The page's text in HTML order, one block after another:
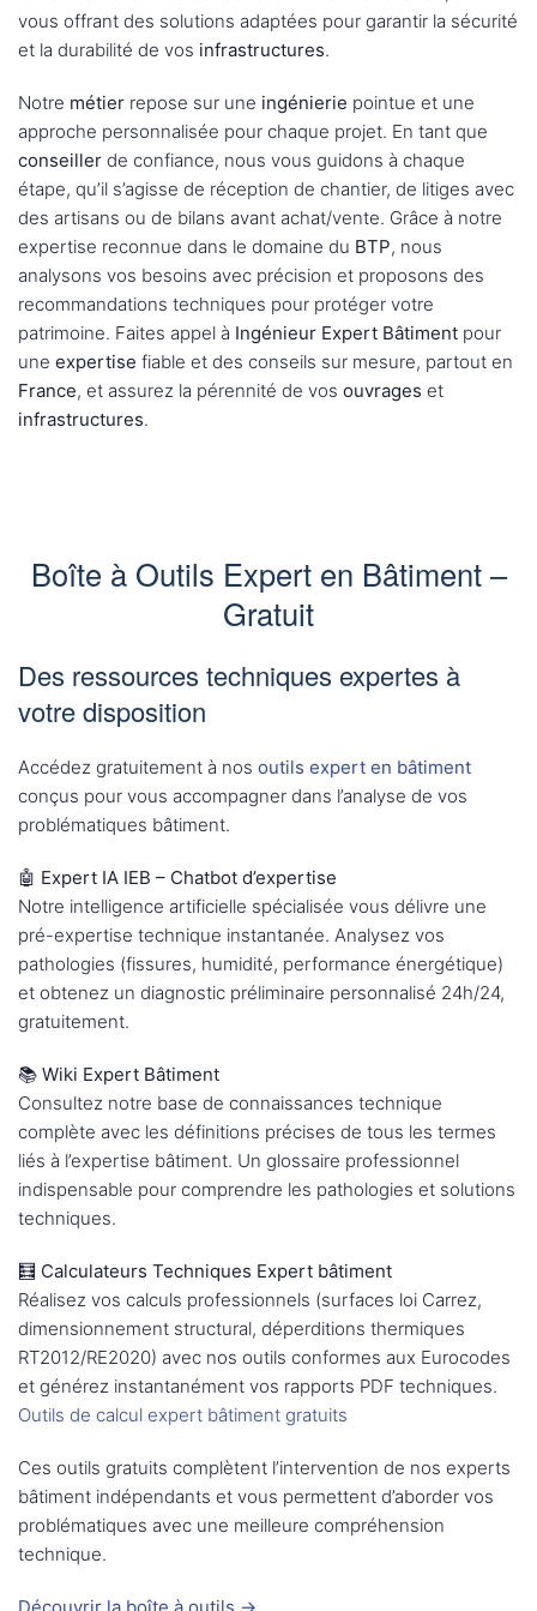
vous offrant des solutions adaptées pour garantir la sécurité
et la durabilité de vos infrastructures.
Notre métier repose sur une ingénierie pointue et une
approche personnalisée pour chaque projet. En tant que
conseiller de confiance, nous vous guidons à chaque
étape, qu’il s’agisse de réception de chantier, de litiges avec
des artisans ou de bilans avant achat/vente. Grâce à notre
expertise reconnue dans le domaine du BTP, nous
analysons vos besoins avec précision et proposons des
recommandations techniques pour protéger votre
patrimoine. Faites appel à Ingénieur Expert Bâtiment pour
une expertise fiable et des conseils sur mesure, partout en
France, et assurez la pérennité de vos ouvrages et
infrastructures.
Boîte à Outils Expert en Bâtiment –
Gratuit
Des ressources techniques expertes à
votre disposition
Accédez gratuitement à nos outils expert en bâtiment
conçus pour vous accompagner dans l’analyse de vos
problématiques bâtiment.
🤖 Expert IA IEB – Chatbot d’expertise
Notre intelligence artificielle spécialisée vous délivre une
pré-expertise technique instantanée. Analysez vos
pathologies (fissures, humidité, performance énergétique)
et obtenez un diagnostic préliminaire personnalisé 24h/24,
gratuitement.
📚 Wiki Expert Bâtiment
Consultez notre base de connaissances technique
complète avec les définitions précises de tous les termes
liés à l’expertise bâtiment. Un glossaire professionnel
indispensable pour comprendre les pathologies et solutions
techniques.
🧮 Calculateurs Techniques Expert bâtiment
Réalisez vos calculs professionnels (surfaces loi Carrez,
dimensionnement structural, déperditions thermiques
RT2012/RE2020) avec nos outils conformes aux Eurocodes
et générez instantanément vos rapports PDF techniques.
Outils de calcul expert bâtiment gratuits
Ces outils gratuits complètent l’intervention de nos experts
bâtiment indépendants et vous permettent d’aborder vos
problématiques avec une meilleure compréhension
technique.